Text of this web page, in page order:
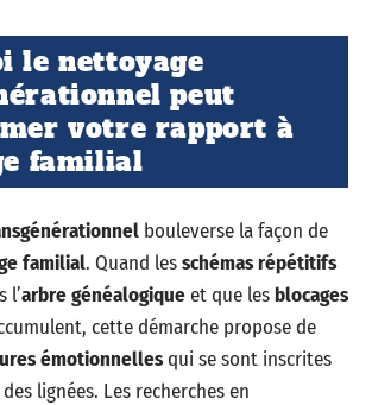
le nettoyage
peut
votre rapport à
familial
bouleverse la façon de
familial. Quand lesschémas répétitifs
l’arbre généalogiqueet que lesblocages
cette démarche propose de
émotionnellesqui se sont inscrites
lignées. Les recherches en